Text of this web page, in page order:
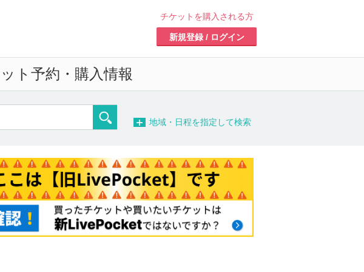
チケットを購入される方
新規登録 / ログイン
ト予約・購入情報
− 地域・日程を指定して検索